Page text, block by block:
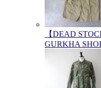
【DEAD
GURKHA